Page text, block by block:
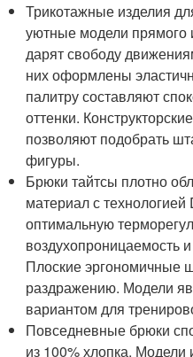
Трикотажные изделия
уютные модели прямого
дарят свободу
них оформлены
палитру составляют
оттенки.
позволяют подобрать
фигуры.
Брюки тайтсы плотно
материал с технологией
оптимальную
воздухопроницаемость
Плоские эргономичные
раздражению. Модели
вариантом для
Повседневные брюки
из 100% хлопка.